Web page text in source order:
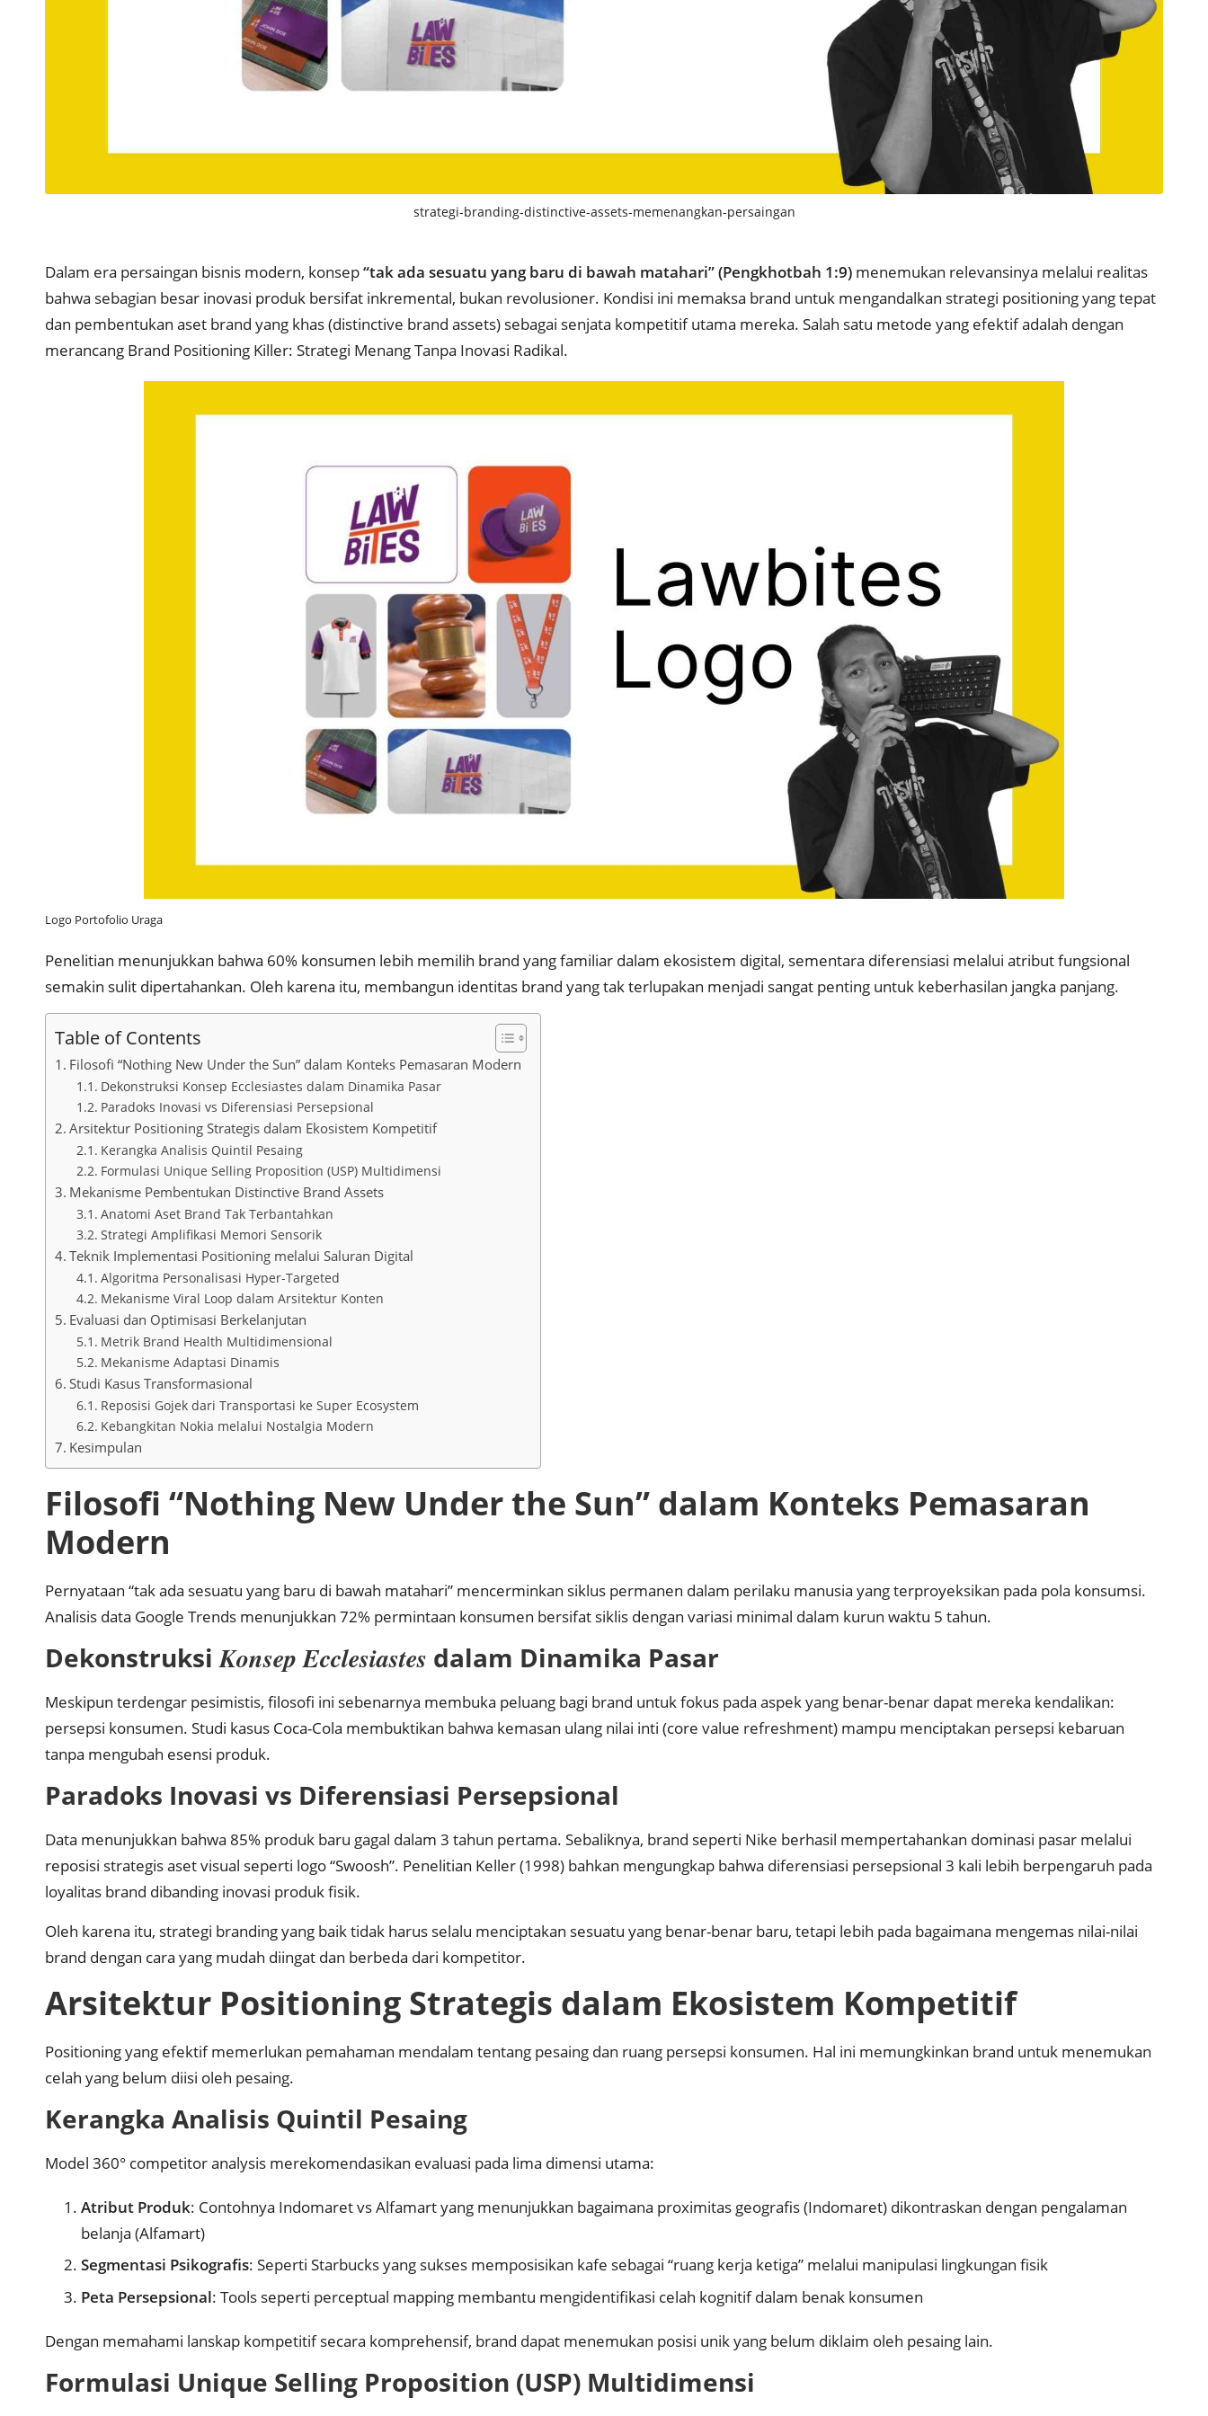
strategi-branding-distinctive-assets-memenangkan-persaingan
Dalam era persaingan bisnis modern, konsep“tak ada sesuatu yang baru di bawah matahari” (Pengkhotbah 1:9) menemukan relevansinya melalui realitas
bahwa sebagian besar inovasi produk bersifat inkremental, bukan revolusioner. Kondisi ini memaksa brand untuk mengandalkan strategi positioning yang tepat
dan pembentukan aset brand yang khas (distinctive brand assets) sebagai senjata kompetitif utama mereka. Salah satu metode yang efektif adalah dengan
merancang Brand Positioning Killer: Strategi Menang Tanpa Inovasi Radikal.
Logo Portofolio Uraga
Penelitian menunjukkan bahwa 60% konsumen lebih memilih brand yang familiar dalam ekosistem digital, sementara diferensiasi melalui atribut fungsional
semakin sulit dipertahankan. Oleh karena itu, membangun identitas brand yang tak terlupakan menjadi sangat penting untuk keberhasilan jangka panjang.
Table of Contents
Filosofi “Nothing New Under the Sun” dalam Konteks Pemasaran Modern
Dekonstruksi Konsep Ecclesiastes dalam Dinamika Pasar
Paradoks Inovasi vs Diferensiasi Persepsional
Arsitektur Positioning Strategis dalam Ekosistem Kompetitif
Kerangka Analisis Quintil Pesaing
Formulasi Unique Selling Proposition (USP) Multidimensi
Mekanisme Pembentukan Distinctive Brand Assets
Anatomi Aset Brand Tak Terbantahkan
Strategi Amplifikasi Memori Sensorik
Teknik Implementasi Positioning melalui Saluran Digital
Algoritma Personalisasi Hyper-Targeted
Mekanisme Viral Loop dalam Arsitektur Konten
Evaluasi dan Optimisasi Berkelanjutan
Metrik Brand Health Multidimensional
Mekanisme Adaptasi Dinamis
Studi Kasus Transformasional
Reposisi Gojek dari Transportasi ke Super Ecosystem
Kebangkitan Nokia melalui Nostalgia Modern
Kesimpulan
Filosofi “Nothing New Under the Sun” dalam Konteks Pemasaran
Modern
Pernyataan “tak ada sesuatu yang baru di bawah matahari” mencerminkan siklus permanen dalam perilaku manusia yang terproyeksikan pada pola konsumsi.
Analisis data Google Trends menunjukkan 72% permintaan konsumen bersifat siklis dengan variasi minimal dalam kurun waktu 5 tahun.
DekonstruksiKonsep Ecclesiastes dalam Dinamika Pasar
Meskipun terdengar pesimistis, filosofi ini sebenarnya membuka peluang bagi brand untuk fokus pada aspek yang benar-benar dapat mereka kendalikan:
persepsi konsumen. Studi kasus Coca-Cola membuktikan bahwa kemasan ulang nilai inti (core value refreshment) mampu menciptakan persepsi kebaruan
tanpa mengubah esensi produk.
Paradoks Inovasi vs Diferensiasi Persepsional
Data menunjukkan bahwa 85% produk baru gagal dalam 3 tahun pertama. Sebaliknya, brand seperti Nike berhasil mempertahankan dominasi pasar melalui
reposisi strategis aset visual seperti logo “Swoosh”. Penelitian Keller (1998) bahkan mengungkap bahwa diferensiasi persepsional 3 kali lebih berpengaruh pada
loyalitas brand dibanding inovasi produk fisik.
Oleh karena itu, strategi branding yang baik tidak harus selalu menciptakan sesuatu yang benar-benar baru, tetapi lebih pada bagaimana mengemas nilai-nilai
brand dengan cara yang mudah diingat dan berbeda dari kompetitor.
Arsitektur Positioning Strategis dalam Ekosistem Kompetitif
Positioning yang efektif memerlukan pemahaman mendalam tentang pesaing dan ruang persepsi konsumen. Hal ini memungkinkan brand untuk menemukan
celah yang belum diisi oleh pesaing.
Kerangka Analisis Quintil Pesaing
Model 360° competitor analysis merekomendasikan evaluasi pada lima dimensi utama:
Atribut Produk: Contohnya Indomaret vs Alfamart yang menunjukkan bagaimana proximitas geografis (Indomaret) dikontraskan dengan pengalaman
belanja (Alfamart)
Segmentasi Psikografis: Seperti Starbucks yang sukses memposisikan kafe sebagai “ruang kerja ketiga” melalui manipulasi lingkungan fisik
Peta Persepsional: Tools seperti perceptual mapping membantu mengidentifikasi celah kognitif dalam benak konsumen
Dengan memahami lanskap kompetitif secara komprehensif, brand dapat menemukan posisi unik yang belum diklaim oleh pesaing lain.
Formulasi Unique Selling Proposition (USP) Multidimensi